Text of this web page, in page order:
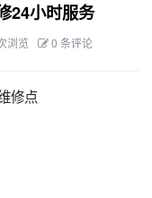
24小时服务
浏览 0 条评论
修点